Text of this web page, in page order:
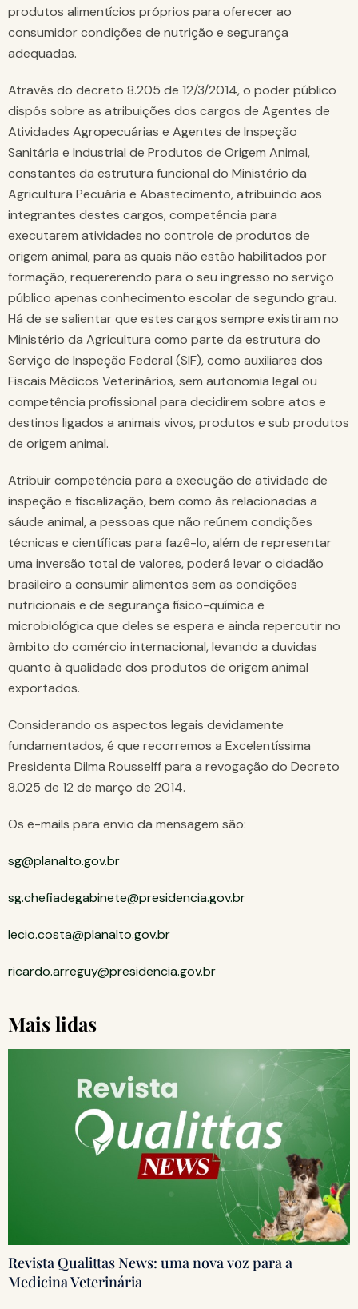
produtos alimentícios próprios para oferecer ao
consumidor condições de nutrição e segurança
adequadas.
Através do decreto 8.205 de 12/3/2014, o poder público
dispôs sobre as atribuições dos cargos de Agentes de
Atividades Agropecuárias e Agentes de Inspeção
Sanitária e Industrial de Produtos de Origem Animal,
constantes da estrutura funcional do Ministério da
Agricultura Pecuária e Abastecimento, atribuindo aos
integrantes destes cargos, competência para
executarem atividades no controle de produtos de
origem animal, para as quais não estão habilitados por
formação, requererendo para o seu ingresso no serviço
público apenas conhecimento escolar de segundo grau.
Há de se salientar que estes cargos sempre existiram no
Ministério da Agricultura como parte da estrutura do
Serviço de Inspeção Federal (SIF), como auxiliares dos
Fiscais Médicos Veterinários, sem autonomia legal ou
competência profissional para decidirem sobre atos e
destinos ligados a animais vivos, produtos e sub produtos
de origem animal.
Atribuir competência para a execução de atividade de
inspeção e fiscalização, bem como às relacionadas a
sáude animal, a pessoas que não reúnem condições
técnicas e científicas para fazê-lo, além de representar
uma inversão total de valores, poderá levar o cidadão
brasileiro a consumir alimentos sem as condições
nutricionais e de segurança físico-química e
microbiológica que deles se espera e ainda repercutir no
âmbito do comércio internacional, levando a duvidas
quanto à qualidade dos produtos de origem animal
exportados.
Considerando os aspectos legais devidamente
fundamentados, é que recorremos a Excelentíssima
Presidenta Dilma Rousselff para a revogação do Decreto
8.025 de 12 de março de 2014.
Os e-mails para envio da mensagem são:
sg@planalto.gov.br
sg.chefiadegabinete@presidencia.gov.br
lecio.costa@planalto.gov.br
ricardo.arreguy@presidencia.gov.br
Mais lidas
Revista Qualittas News: uma nova voz para a
Medicina Veterinária